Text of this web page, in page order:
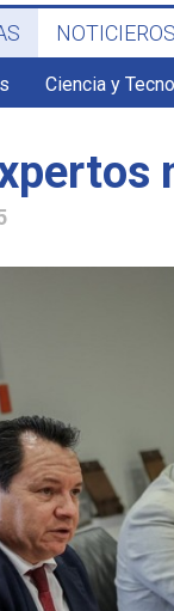
NOTICIEROS
Ciencia y